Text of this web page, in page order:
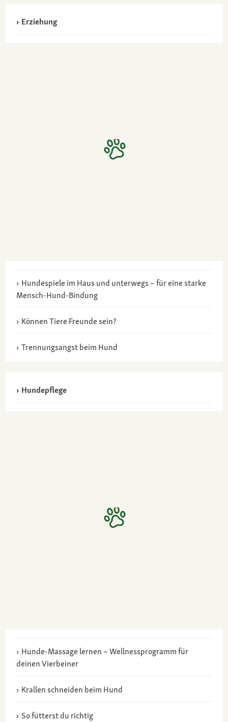
Erziehung
Hundespiele im Haus und unterwegs – für eine starke
Mensch-Hund-Bindung
Können Tiere Freunde sein?
Trennungsangst beim Hund
Hundepflege
Hunde-Massage lernen – Wellnessprogramm für
deinen Vierbeiner
Krallen schneiden beim Hund
So fütterst du richtig